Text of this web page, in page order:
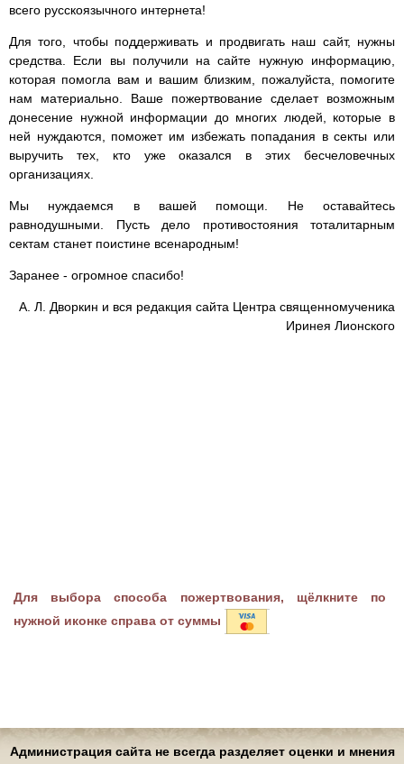
всего русскоязычного интернета!
Для того, чтобы поддерживать и продвигать наш сайт, нужны
средства. Если вы получили на сайте нужную информацию,
которая помогла вам и вашим близким, пожалуйста, помогите
нам материально. Ваше пожертвование сделает возможным
донесение нужной информации до многих людей, которые в
ней нуждаются, поможет им избежать попадания в секты или
выручить тех, кто уже оказался в этих бесчеловечных
организациях.
Мы нуждаемся в вашей помощи. Не оставайтесь
равнодушными. Пусть дело противостояния тоталитарным
сектам станет поистине всенародным!
Заранее - огромное спасибо!
А. Л. Дворкин и вся редакция сайта Центра священномученика
Иринея Лионского
Для выбора способа пожертвования, щёлкните по
нужной иконке справа от суммы
Администрация сайта не всегда разделяет оценки и мнения